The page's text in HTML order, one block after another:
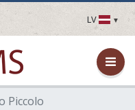
LV
LV
EN
DE
FR
Piccolo